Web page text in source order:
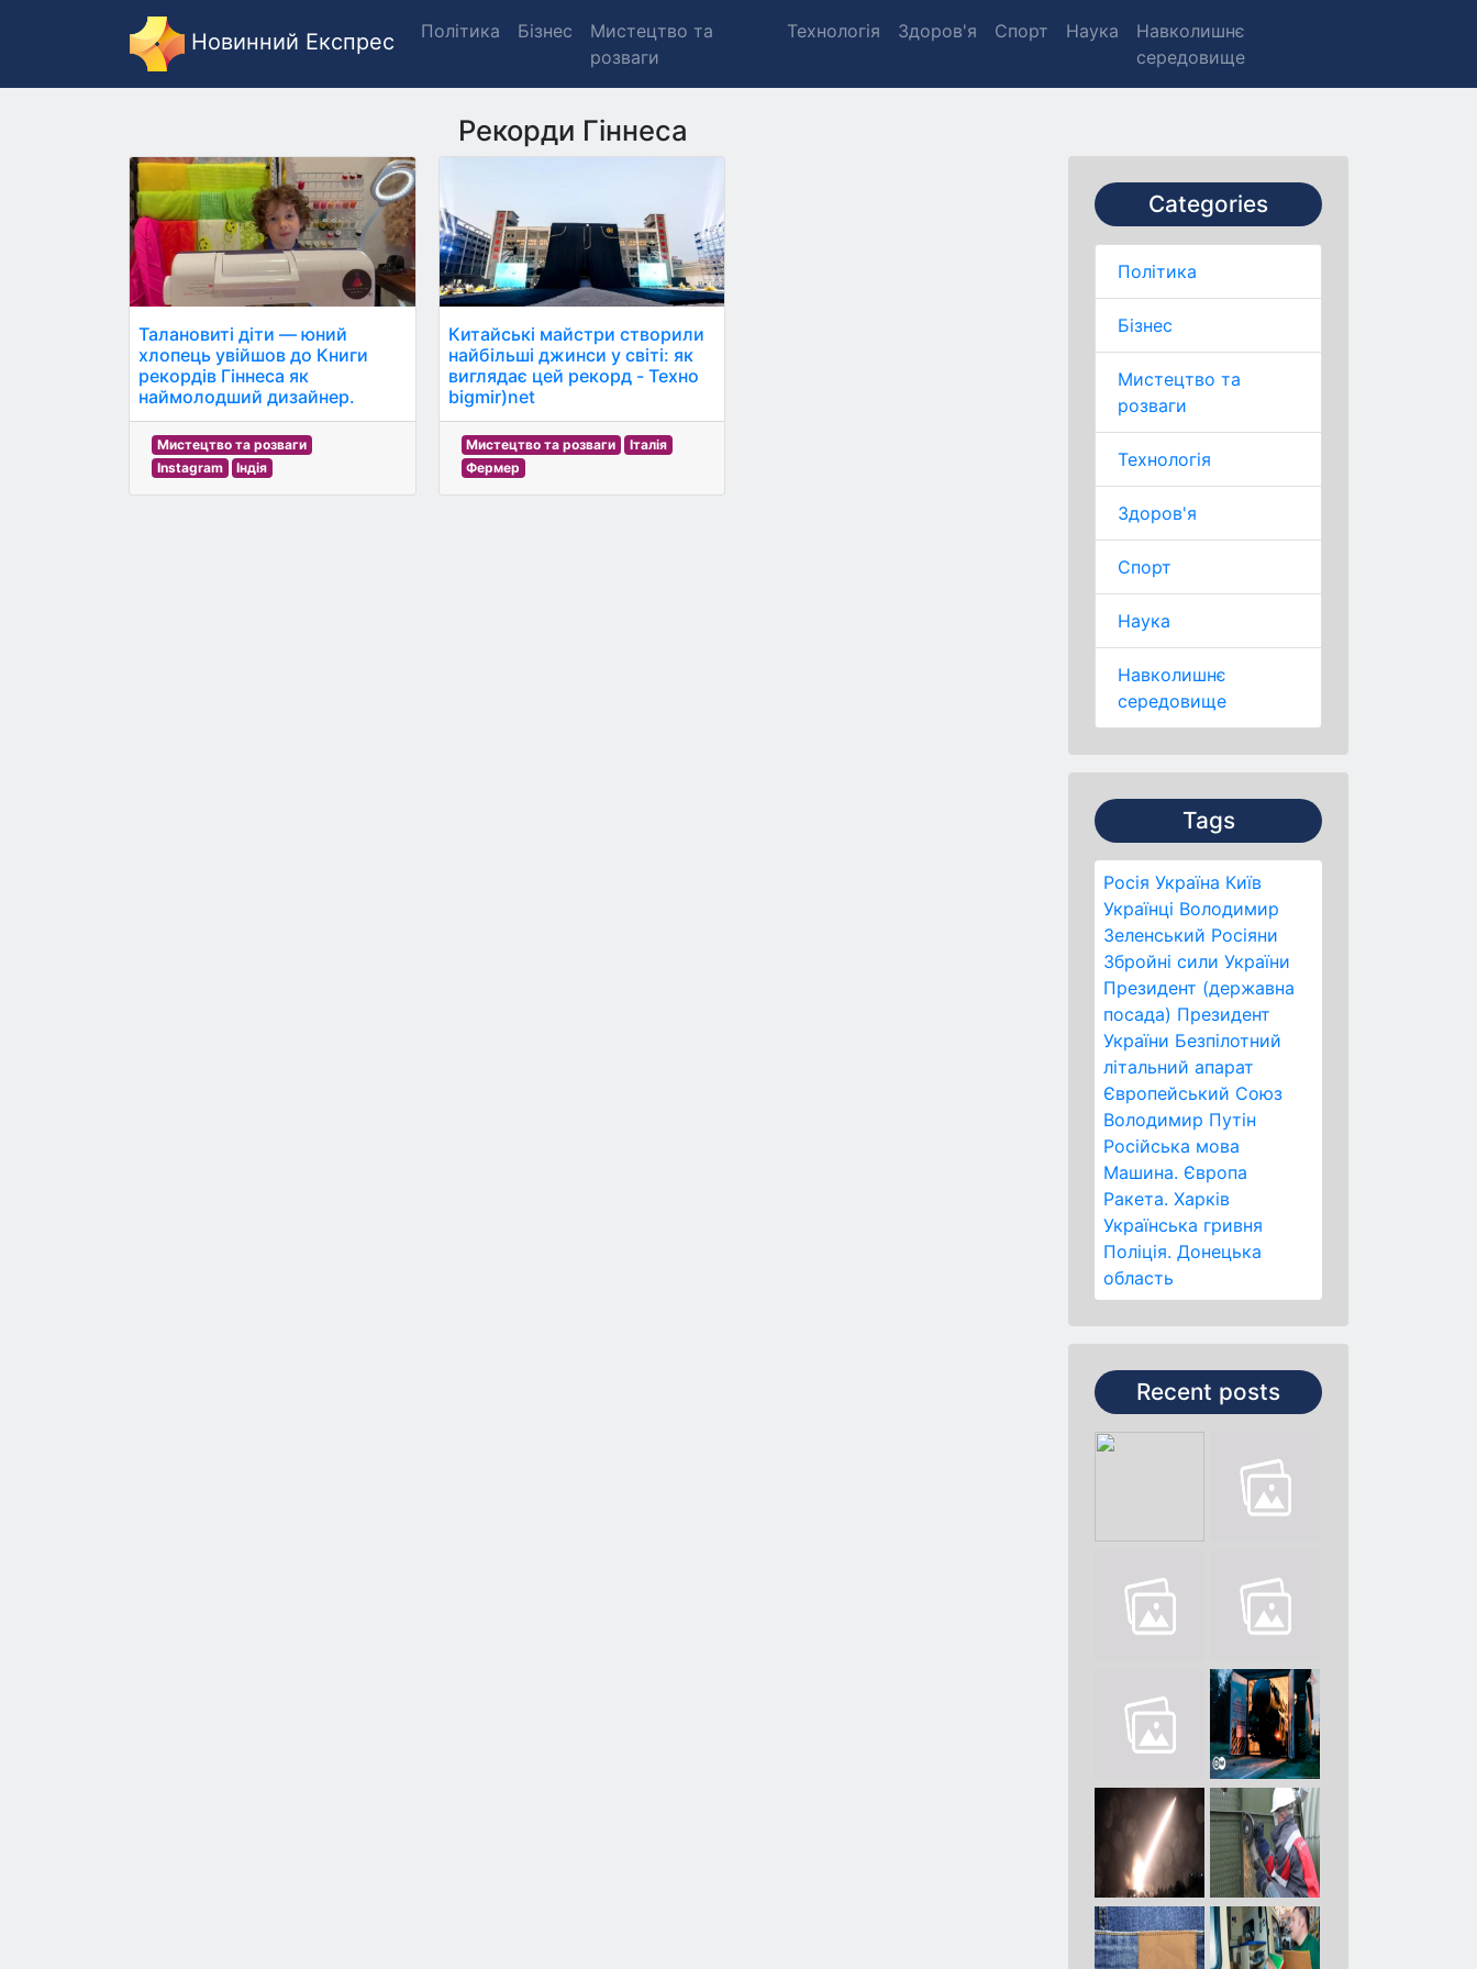
Новинний Експрес Політика Бізнес
Мистецтво та
розваги
Технологія Здоров'я Спорт Наука
Навколишнє
середовище
Рекорди Гіннеса
Categories
Політика
Бізнес
Мистецтво та
розваги
Технологія
Здоров'я
Спорт
Наука
Навколишнє
середовище
Tags
Росія Україна Київ
Українці Володимир
Зеленський Росіяни
Збройні сили України
Президент (державна
посада) Президент
України Безпілотний
літальний апарат
Європейський Союз
Володимир Путін
Російська мова
Машина. Європа
Ракета. Харків
Українська гривня
Поліція. Донецька
область
Recent posts
Талановиті діти — юний
хлопець увійшов до Книги
рекордів Гіннеса як
наймолодший дизайнер.
Мистецтво та розваги
Instagram
Індія
Китайські майстри створили
найбільші джинси у світі: як
виглядає цей рекорд - Техно
bigmir)net
Мистецтво та розваги
Італія
Фермер